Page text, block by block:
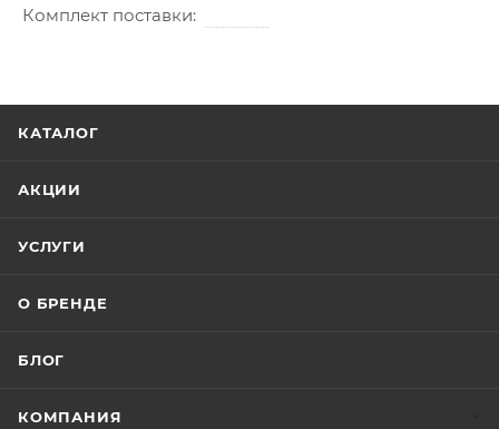
Комплект поставки
КАТАЛОГ
АКЦИИ
УСЛУГИ
О БРЕНДЕ
БЛОГ
КОМПАНИЯ